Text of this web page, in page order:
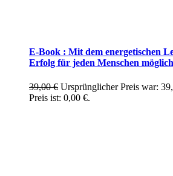
E-Book : Mit dem energetischen
Erfolg für jeden Menschen möglich
39,00€ Ursprünglicher Preis war:
Preis ist: 0,00 €.